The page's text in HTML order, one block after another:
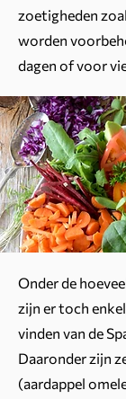
zoetigheden
worden
dagen of voor
Onder de
zijn er toch
vinden van de
Daaronder zijn
(aardappel